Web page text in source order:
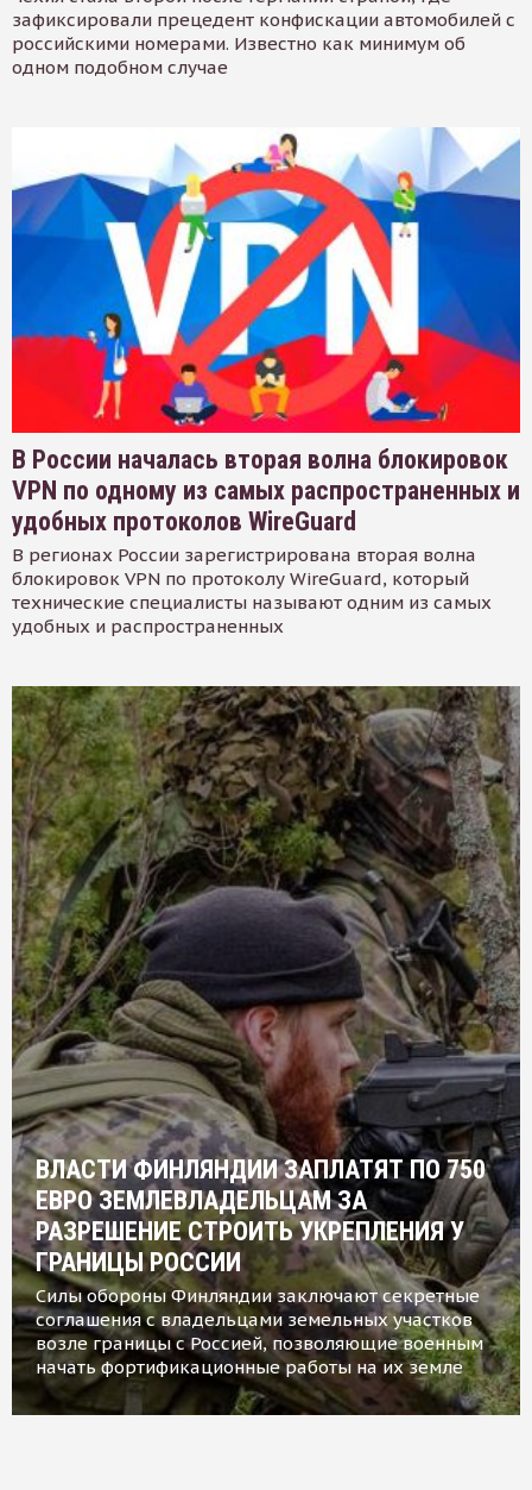
зафиксировали прецедент конфискации автомобилей с
российскими номерами. Известно как минимум об
одном подобном случае
В России началась вторая волна блокировок
VPN по одному из самых распространенных и
удобных протоколов WireGuard
В регионах России зарегистрирована вторая волна
блокировок VPN по протоколу WireGuard, который
технические специалисты называют одним из самых
удобных и распространенных
ВЛАСТИ ФИНЛЯНДИИ ЗАПЛАТЯТ ПО 750
ЕВРО ЗЕМЛЕВЛАДЕЛЬЦАМ ЗА
РАЗРЕШЕНИЕ СТРОИТЬ УКРЕПЛЕНИЯ У
ГРАНИЦЫ РОССИИ
Силы обороны Финляндии заключают секретные
соглашения с владельцами земельных участков
возле границы с Россией, позволяющие военным
начать фортификационные работы на их земле